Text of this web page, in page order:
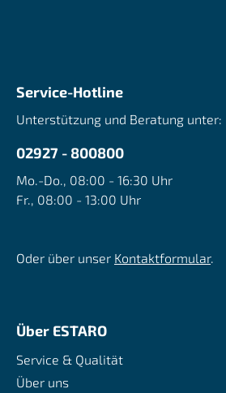
Service-Hotline
Unterstützung und Beratung unter:
02927 - 800800
Mo.-Do., 08:00 - 16:30 Uhr
Fr., 08:00 - 13:00 Uhr
Oder über unser Kontaktformular.
Über ESTARO
Service & Qualität
Über uns